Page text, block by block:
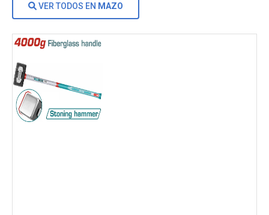
VER TODOS EN MAZO